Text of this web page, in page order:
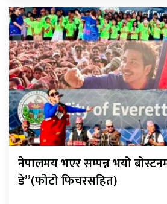
नेपालमय भएर सम्पन्न भयो
डे”(फोटो फिचरसहित)